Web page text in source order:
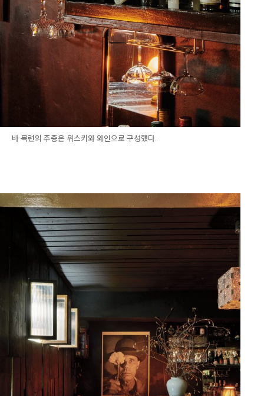
바 목련의 주종은 위스키와 와인으로 구성했다.